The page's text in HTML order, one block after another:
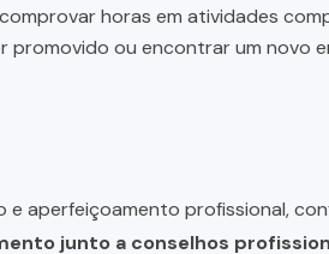
horas em atividades
ou encontrar um novo
aperfeiçoamento profissional,
junto a conselhos